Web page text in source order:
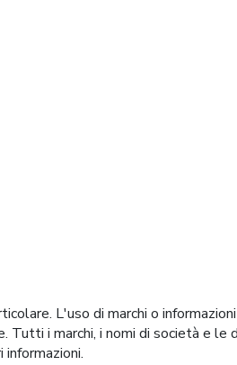
L'uso di marchi o
i marchi, i nomi di società e le
informazioni.